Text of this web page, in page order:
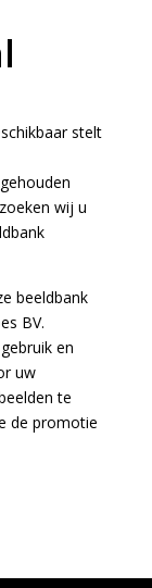
stelt
wij u
beeldbank
BV.
en
uw
te
de promotie